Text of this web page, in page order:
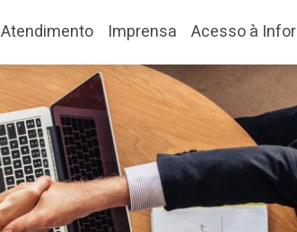
Atendimento Imprensa Acesso à